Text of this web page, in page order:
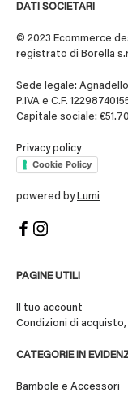
DATI SOCIETARI
© 2023 Ecommerce
registrato di Borella
Sede legale:
P.IVA e C.F.
Capitale sociale:
Privacy policy
Cookie Policy
powered by Lumi
PAGINE UTILI
Il tuo account
Condizioni di
CATEGORIE IN
Bambole e Accessori